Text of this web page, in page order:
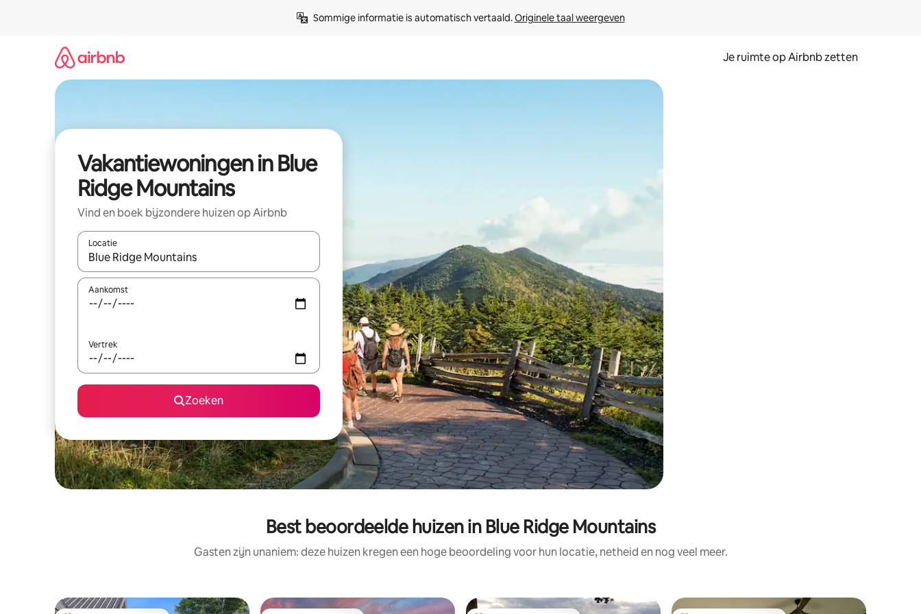
Sommige informatie is automatisch vertaald. Originele taal weergeven
Je ruimte op Airbnb zetten
Vakantiewoningen in Blue
Ridge Mountains
Vind en boek bijzondere huizen op Airbnb
Locatie
Wanneer er suggesties beschikbaar zijn, maak je een keuze met je de pijltjestoetsen omhoog en omlaag, óf door te tikken of swipen.
Aankomst
Vertrek
Zoeken
Best beoordeelde huizen in Blue Ridge Mountains
Gasten zijn unaniem: deze huizen kregen een hoge beoordeling voor hun locatie, netheid en nog veel meer.